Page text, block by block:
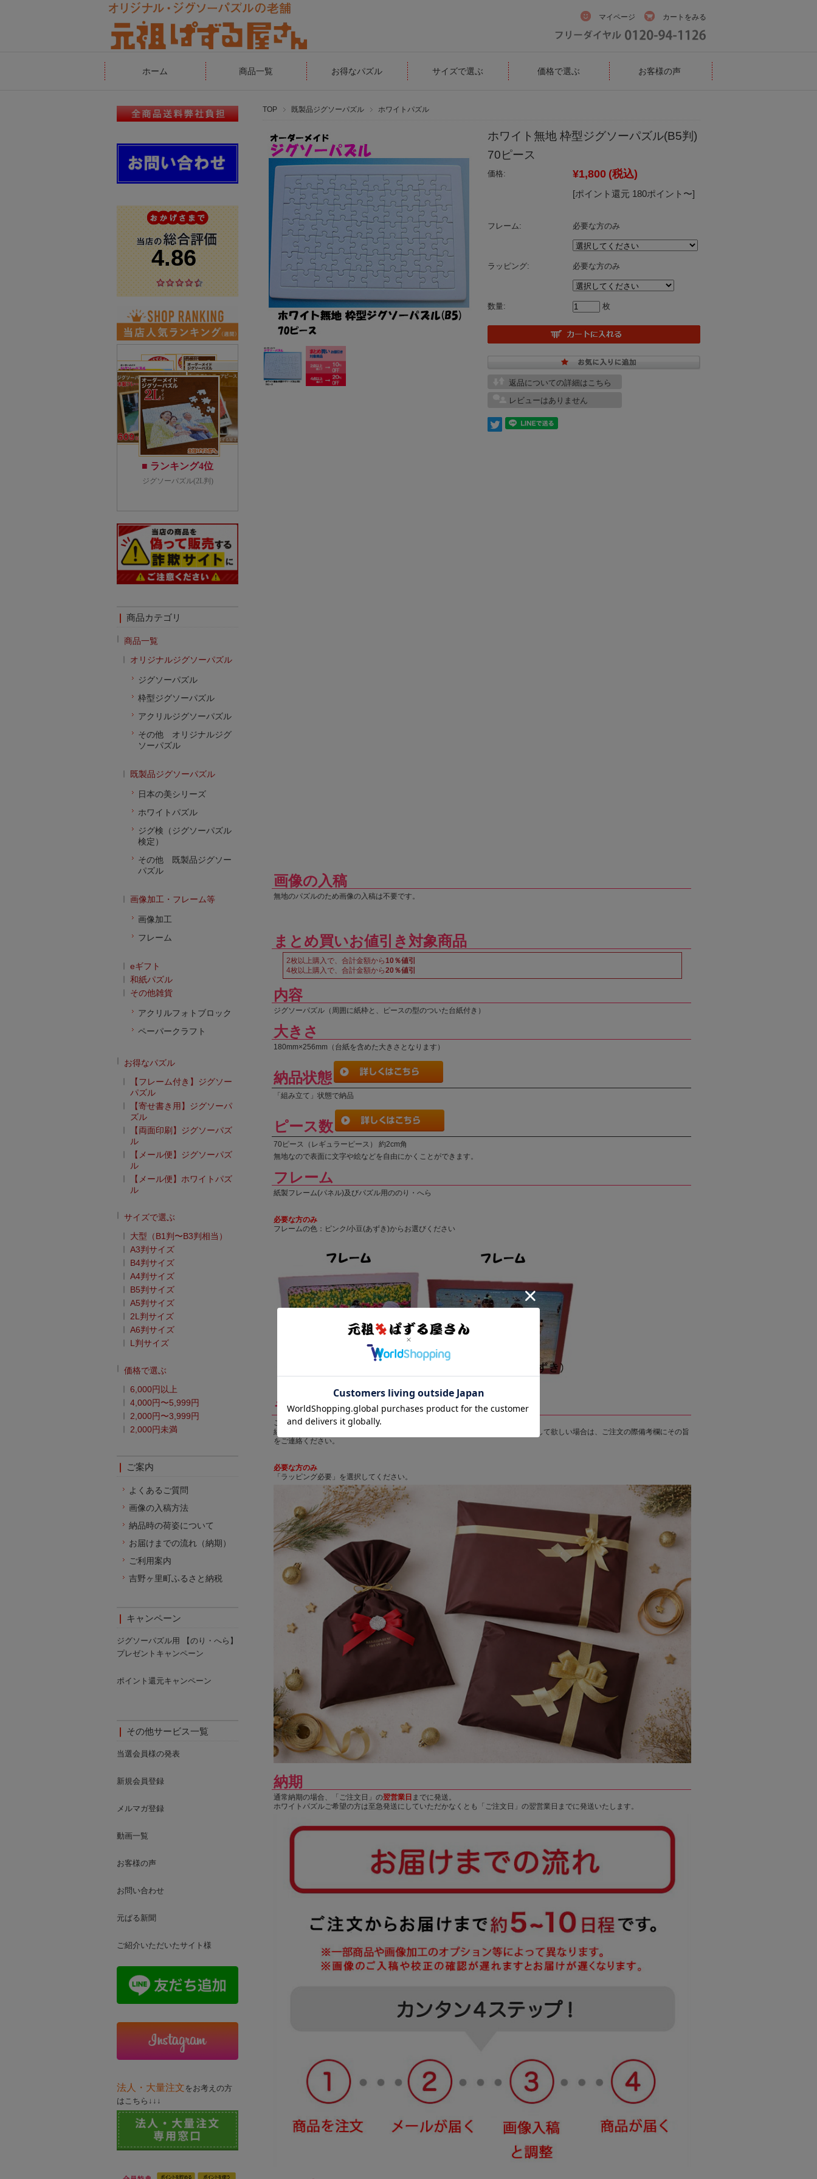
マイページ カートをみる
ホーム 商品一覧 お得なパズル サイズで選ぶ 価格で選ぶ お客様の声
TOP 既製品ジグソーパズル ホワイトパズル
ホワイト無地 枠型ジグソーパズル(B5判)
70ピース
価格: ¥1,800 (税込)
[ポイント還元 180ポイント〜]
フレーム: 必要な方のみ
ラッピング: 必要な方のみ
数量: 枚
返品についての詳細はこちら
レビューはありません
画像の入稿
無地のパズルのため画像の入稿は不要です。
まとめ買いお値引き対象商品
2枚以上購入で、合計金額から10％値引
4枚以上購入で、合計金額から20％値引
内容
ジグソーパズル（周囲に紙枠と、ピースの型のついた台紙付き）
大きさ
180mm×256mm（台紙を含めた大きさとなります）
納品状態
「組み立て」状態で納品
ピース数
70ピース（レギュラーピース） 約2cm角
無地なので表面に文字や絵などを自由にかくことができます。
フレーム
紙製フレーム(パネル)及びパズル用ののり・へら
必要な方のみ
フレームの色：ピンク/小豆(あずき)からお選びください
ラッピング
ご注文いただいた商品をラッピングします。
組み立ったパズルをフレームにセットしたものをプレゼント用としてラッピングして欲しい場合は、ご注文の際備考欄にその旨
をご連絡ください。
必要な方のみ
「ラッピング必要」を選択してください。
納期
通常納期の場合、「ご注文日」の翌営業日 までに発送。
ホワイトパズルご希望の方は至急発送にしていただかなくとも「ご注文日」の翌営業日までに発送いたします。
商品カテゴリ
商品一覧
オリジナルジグソーパズル
ジグソーパズル
枠型ジグソーパズル
アクリルジグソーパズル
その他 オリジナルジグ
ソーパズル
既製品ジグソーパズル
日本の美シリーズ
ホワイトパズル
ジグ検（ジグソーパズル
検定）
その他 既製品ジグソー
パズル
画像加工・フレーム等
画像加工
フレーム
eギフト
和紙パズル
その他雑貨
アクリルフォトブロック
ペーパークラフト
お得なパズル
【フレーム付き】ジグソー
パズル
【寄せ書き用】ジグソーパ
ズル
【両面印刷】ジグソーパズ
ル
【メール便】ジグソーパズ
ル
【メール便】ホワイトパズ
ル
サイズで選ぶ
大型（B1判〜B3判相当）
A3判サイズ
B4判サイズ
A4判サイズ
B5判サイズ
A5判サイズ
2L判サイズ
A6判サイズ
L判サイズ
価格で選ぶ
6,000円以上
4,000円〜5,999円
2,000円〜3,999円
2,000円未満
ご案内
よくあるご質問
画像の入稿方法
納品時の荷姿について
お届けまでの流れ（納期）
ご利用案内
吉野ヶ里町ふるさと納税
キャンペーン
ジグソーパズル用 【のり・へら】
プレゼントキャンペーン
ポイント還元キャンペーン
その他サービス一覧
当選会員様の発表
新規会員登録
メルマガ登録
動画一覧
お客様の声
お問い合わせ
元ぱる新聞
ご紹介いただいたサイト様
法人・大量注文をお考えの方
はこちら↓↓↓